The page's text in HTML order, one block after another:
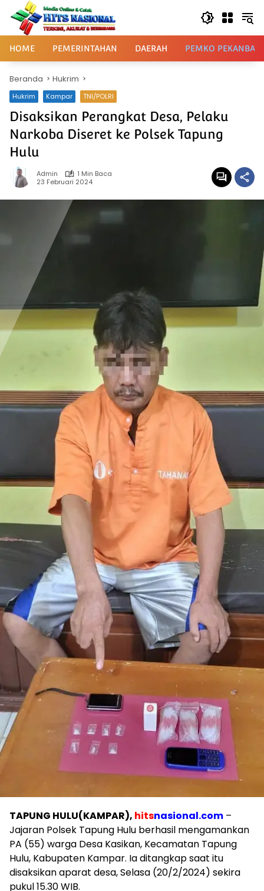
Langsung
konten
HOME PEMERINTAHAN DAERAH PEMKO
Beranda Hukrim
Hukrim Kampar TNI/POLRI
Disaksikan Perangkat Desa, Pelaku
Narkoba Diseret ke Polsek Tapung
Hulu
Admin
1 Min Baca
23 Februari 2024
TAPUNG HULU(KAMPAR), hitsnasional.com –
Jajaran Polsek Tapung Hulu berhasil mengamankan
PA (55) warga Desa Kasikan, Kecamatan Tapung
Hulu, Kabupaten Kampar. Ia ditangkap saat itu
disaksikan aparat desa, Selasa (20/2/2024) sekira
pukul 15.30 WIB.